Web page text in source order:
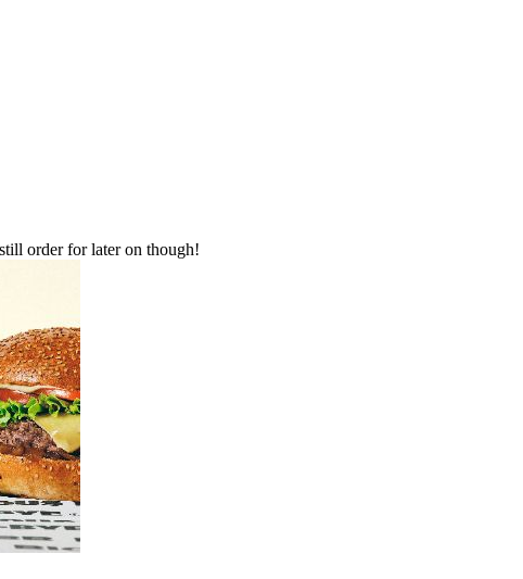
order for later on though!